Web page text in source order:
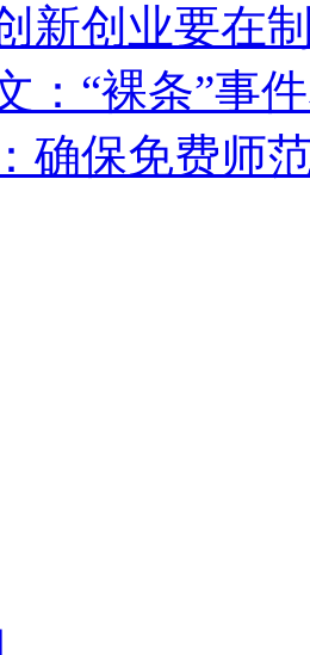
新创业要在
：“裸条”事
确保免费师